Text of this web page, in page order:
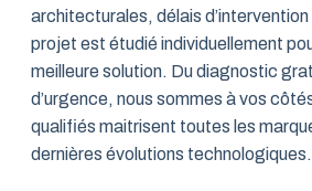
architecturales, délais
projet est étudié individuellement
meilleure solution. Du diagnostic
d’urgence, nous sommes à vos
qualifiés maitrisent toutes les
dernières évolutions technologiques.